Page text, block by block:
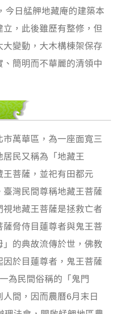
今日艋舺地藏庵的建築本
，此後雖歷有整修，但
變動，大木構棟架保存
簡明而不華麗的清領中
萬華區，為一座面寬三
居民又稱為「地藏王
菩薩，並祀有田都元
灣民間尊稱地藏王菩薩
地藏王菩薩是拯救亡者
脅侍目蓮尊者與鬼王菩
的典故流傳於世，佛教
因於目蓮尊者，鬼王菩薩
為民間俗稱的「鬼門
間，因而農曆6月末日